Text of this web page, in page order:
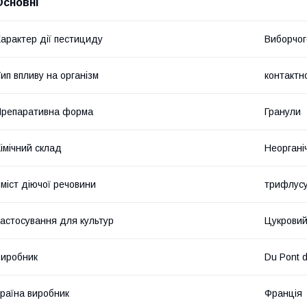
дії пестициду
впливу на організм
форма Гранули
склад
діючої речовини
для культур
Du Pont
виробник Франція